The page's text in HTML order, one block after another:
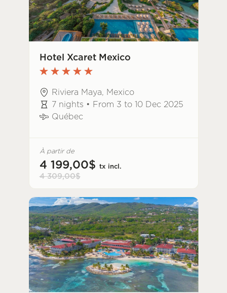
Hotel Xcaret Mexico
Riviera Maya, Mexico
7 nights • From 3 to 10 Dec 2025
Québec
À partir de
4 199,00$ tx incl.
4 309,00$